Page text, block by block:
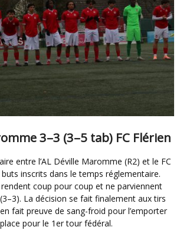
3–3 (3–5 tab) FC Flérien
buts inscrits dans le temps réglementaire.
coup pour coup et ne parviennent
La décision se fait finalement aux tirs
fait preuve de sang-froid pour l’emporter
pour le 1er tour fédéral.